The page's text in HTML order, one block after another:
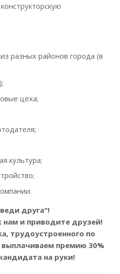
разных районов города (в
цеха;
культура;
друга"!
нам и приводите друзей!
трудоустроенного по
премию 30%
на руки!